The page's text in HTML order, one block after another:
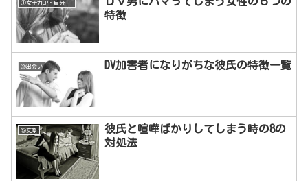
①女子力UP・自分磨き
特徴
②出会い DV加害者になりがちな彼氏の特徴一覧
⑤交際
彼氏と喧嘩ばかりしてしまう時の8の
対処法